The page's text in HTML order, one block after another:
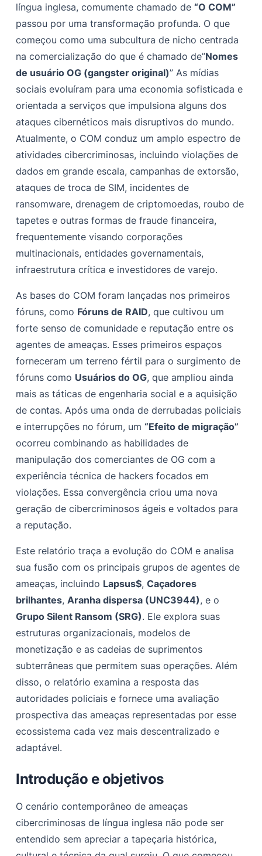
2. A autenticação multifator (MFA) baseada em SMS é
ineficaz
3. Ameaças internas geralmente envolvem manipulação,
não apenas malícia
do ganho financeiro
5. O ecossistema do cibercrime é resiliente e
descentralizado
História de “THE COM “: Early Forum Ecosystem
(Dark0de, RaidForums, OGusers)
Esquadrão Lagartos
Origens e formação
Cronograma de operações e ataques notáveis
Operações iniciais (2014)
Ataques no dia de Natal (25 de dezembro de 2014)
Operações pós-Natal
Vinnie Omari
Zachary Buchta (@fbiarelosers, pein, lagarto)
Bradley Jan Willem van Rooy (Uchihals, Dragão)
Jordan Lee-Bevan
Cronograma das principais prisões
Surgimento de subgrupos: Lapsus$ e ShinyHunters
Caçadores brilhantes
LAPSO $
Disrupção e fragmentação: a era COM (2021—2025)
LAPSUS$: O fenômeno adolescente hacker
O mentor de Oxford: Arion Kurtaj
OGusers Takedown: interrompendo a infraestrutura de
troca de SIM
4 de fevereiro de 2021: Ação coordenada da
Apreensão de RaidForums: Operação Tournique
Uma investigação de quatro anos (2018—2022)
Operação Tourniquet: sucesso transfronteiriço
Limbo da extradição
—2022)
O período de vácuo (abril-maio de 2022)
BreachForums: a plataforma sucessora
Dinâmica comunitária e hibridização
língua inglesa, comumente chamado de“O COM”
passou por uma transformação profunda. O que
começou como uma subcultura de nicho centrada
na comercialização do que é chamado de”Nomes
de usuário OG (gangster original)” As mídias
sociais evoluíram para uma economia sofisticada e
orientada a serviços que impulsiona alguns dos
ataques cibernéticos mais disruptivos do mundo.
Atualmente, o COM conduz um amplo espectro de
atividades cibercriminosas, incluindo violações de
dados em grande escala, campanhas de extorsão,
ataques de troca de SIM, incidentes de
ransomware, drenagem de criptomoedas, roubo de
tapetes e outras formas de fraude financeira,
frequentemente visando corporações
multinacionais, entidades governamentais,
infraestrutura crítica e investidores de varejo.
As bases do COM foram lançadas nos primeiros
fóruns, como Fóruns de RAID, que cultivou um
forte senso de comunidade e reputação entre os
agentes de ameaças. Esses primeiros espaços
forneceram um terreno fértil para o surgimento de
fóruns como Usuários do OG, que ampliou ainda
mais as táticas de engenharia social e a aquisição
de contas. Após uma onda de derrubadas policiais
e interrupções no fórum, um“Efeito de migração”
ocorreu combinando as habilidades de
manipulação dos comerciantes de OG com a
experiência técnica de hackers focados em
violações. Essa convergência criou uma nova
geração de cibercriminosos ágeis e voltados para
a reputação.
Este relatório traça a evolução do COM e analisa
sua fusão com os principais grupos de agentes de
ameaças, incluindo Lapsus$,Caçadores
brilhantes,Aranha dispersa (UNC3944), e o
Grupo Silent Ransom (SRG). Ele explora suas
estruturas organizacionais, modelos de
monetização e as cadeias de suprimentos
subterrâneas que permitem suas operações. Além
disso, o relatório examina a resposta das
autoridades policiais e fornece uma avaliação
prospectiva das ameaças representadas por esse
ecossistema cada vez mais descentralizado e
adaptável.
Introdução e objetivos
O cenário contemporâneo de ameaças
cibercriminosas de língua inglesa não pode ser
entendido sem apreciar a tapeçaria histórica,